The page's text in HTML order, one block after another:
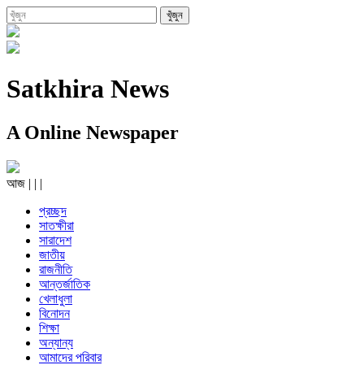
Satkhira News
A Online Newspaper
আজ | | |
প্রচ্ছদ
সাতক্ষীরা
সারাদেশ
জাতীয়
রাজনীতি
আন্তর্জাতিক
খেলাধুলা
বিনোদন
শিক্ষা
অন্যান্য
আমাদের পরিবার